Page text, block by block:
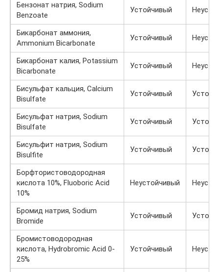
Бензонат натрия, Sodium
Benzoate
Устойчивый
Бикарбонат аммония,
Ammonium Bicarbonate
Устойчивый
Бикарбонат калия, Potassium
Bicarbonate
Устойчивый
Бисульфат кальция, Calcium
Bisulfate
Устойчивый
Бисульфат натрия, Sodium
Bisulfate
Устойчивый
Бисульфит натрия, Sodium
Bisulfite
Устойчивый
Борфтористоводородная
кислота 10%, Fluoboric Acid
10%
Неустойчивый
Бромид натрия, Sodium
Bromide
Устойчивый
Бромистоводородная
кислота, Hydrobromic Acid 0-
25%
Устойчивый